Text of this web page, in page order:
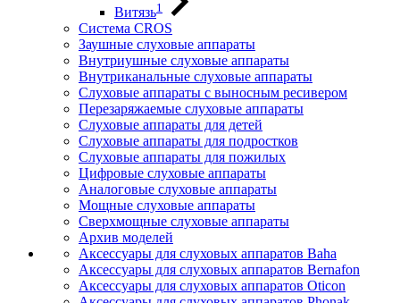
Витязь1
Система CROS
Заушные слуховые аппараты
Внутриушные слуховые аппараты
Внутриканальные слуховые аппараты
Слуховые аппараты с выносным ресивером
Перезаряжаемые слуховые аппараты
Слуховые аппараты для детей
Слуховые аппараты для подростков
Слуховые аппараты для пожилых
Цифровые слуховые аппараты
Аналоговые слуховые аппараты
Мощные слуховые аппараты
Сверхмощные слуховые аппараты
Архив моделей
Аксессуары для слуховых аппаратов Baha
Аксессуары для слуховых аппаратов Bernafon
Аксессуары для слуховых аппаратов Oticon